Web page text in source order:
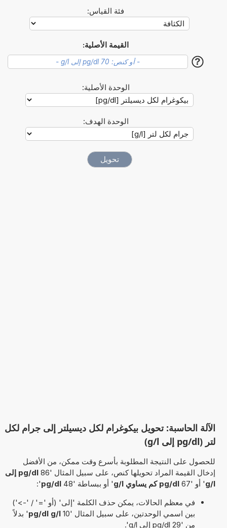
فئة القياس:
القيمة الأصلية:
?
الوحدة الأصلية:
الوحدة الهدف:
الآلة الحاسبة: تحويل بيكوغرام لكل ديسيلتر إلى جرام لكل
لتر (pg/dl إلى g/l)
للحصول على النتيجة المطلوبة بأسرع وقت ممكن، من الأفضل
إدخال القيمة المراد تحويلها كنص، على سبيل المثال '86
pg/dl إلى
g/l' أو '67 pg/dl كم يساوي g/l ' أو ببساطة '48 pg/dl
':
في معظم الحالات، يمكن حذف الكلمة 'إلى' (أو '=' / '->')
بين اسمي الوحدتين، على سبيل المثال '10
pg/dl g/l' بدلاً
من '29 pg/dl إلى g/l'.